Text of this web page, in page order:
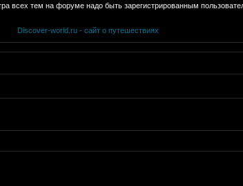
всех тем на форуме надо быть зарегистрированным
Discover-world.ru - сайт о путешествиях